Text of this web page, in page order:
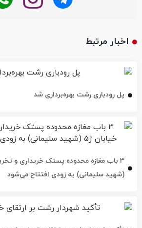
پل رودباری رشت بهره‌برداری شد
تأکید شهردار رشت بر ارتقای خدمات شهری